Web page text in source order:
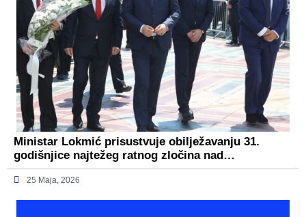
Ministar Lokmić prisustvuje obilježavanju 31.
godišnjice najtežeg ratnog zločina nad…
25 Maja, 2026